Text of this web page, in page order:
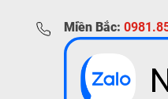
Miền Bắc: